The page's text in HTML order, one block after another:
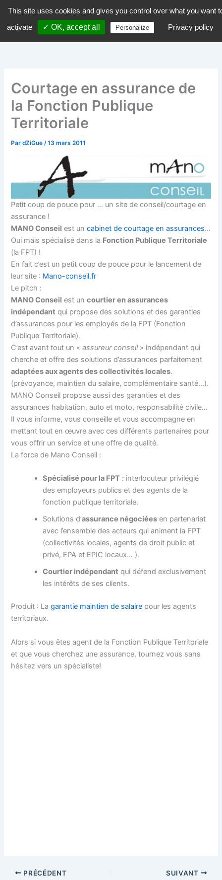
contenu
dZiGue
Courtage en assurance de
la Fonction Publique
Territoriale
PardZiGue/13 mars 2011
Petit coup de pouce pour … un site de conseil/courtage en
assurance !
MANO Conseil est uncabinet de courtage en assurances…
Oui mais spécialisé dans la Fonction Publique Territoriale
(la FPT) !
En fait c’est un petit coup de pouce pour le lancement de
leur site : Mano-conseil.fr
Le pitch :
MANO Conseil est uncourtier en assurances
indépendant qui propose des solutions et des garanties
d’assurances pour les employés de la FPT (Fonction
Publique Territoriale).
C’est avant tout un «assureur conseil» indépendant qui
cherche et offre des solutions d’assurances parfaitement
adaptées aux agents des collectivités locales.
(prévoyance, maintien du salaire, complémentaire santé…).
MANO Conseil propose aussi des garanties et des
assurances habitation, auto et moto, responsabilité civile…
Il vous informe, vous conseille et vous accompagne en
mettant tout en œuvre avec ces différents partenaires pour
vous offrir un service et une offre de qualité.
La force de Mano Conseil :
Spécialisé pour la FPT : interlocuteur privilégié
des employeurs publics et des agents de la
fonction publique territoriale.
Solutions d’assurance négociées en partenariat
avec l’ensemble des acteurs qui animent la FPT
(collectivités locales, agents de droit public et
privé, EPA et EPIC locaux… ).
Courtier indépendant qui défend exclusivement
les intérêts de ses clients.
Produit : Lagarantie maintien de salaire pour les agents
territoriaux.
Alors si vous êtes agent de la Fonction Publique Territoriale
et que vous cherchez une assurance, tournez vous sans
hésitez vers un spécialiste!
PRÉCÉDENT SUIVANT
This site uses cookies and gives you control over what you want
activate
✓ OK, accept all Personalize Privacy policy